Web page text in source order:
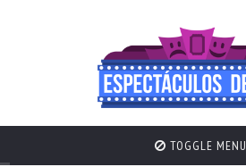
TOGGLE MENU